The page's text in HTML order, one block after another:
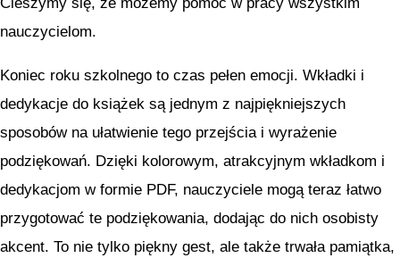
nauczycielom.
Koniec roku szkolnego to czas pełen emocji. Wkładki i
dedykacje do książek są jednym z najpiękniejszych
sposobów na ułatwienie tego przejścia i wyrażenie
podziękowań. Dzięki kolorowym, atrakcyjnym wkładkom i
dedykacjom w formie PDF, nauczyciele mogą teraz łatwo
przygotować te podziękowania, dodając do nich osobisty
akcent. To nie tylko piękny gest, ale także trwała pamiątka,